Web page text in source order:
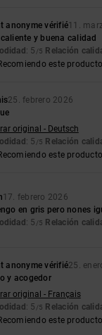
anonyme vérifié11.
y buena calidad
: 5 /5 Relación
este producto
25. febrero 2026
original - Deutsch
: 5 /5 Relación
este producto
17. febrero 2026
en gris pero nones
: 5 /5 Relación
anonyme vérifié25.
y acogedor
original - Français
: 5 /5 Relación
este producto